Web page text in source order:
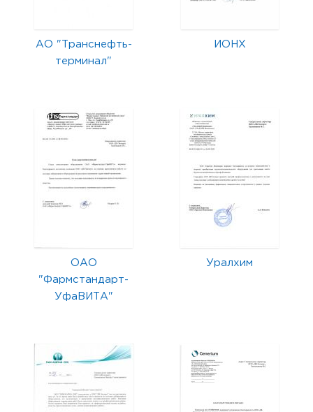
АО "Транснефть-
терминал"
ИОНХ
ОАО
"Фармстандарт-
УфаВИТА"
Уралхим